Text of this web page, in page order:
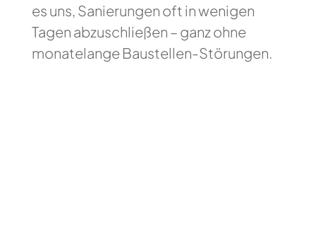
es uns, Sanierungen oft in wenigen
Tagen abzuschließen – ganz ohne
monatelange Baustellen-Störungen.